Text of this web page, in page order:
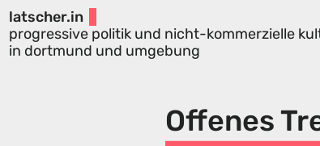
latscher.in
progressive politik und nicht-kommerzielle
in dortmund und umgebung
Offenes